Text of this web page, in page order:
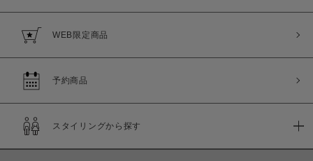
WEB限定商品
予約商品
スタイリングから探す